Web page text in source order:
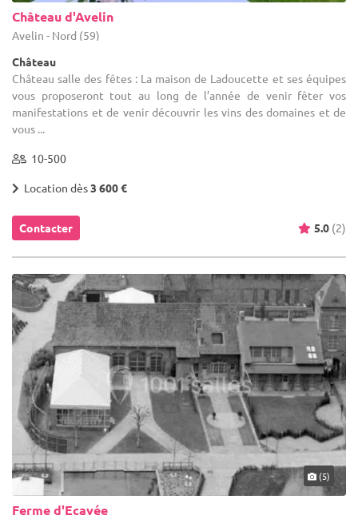
Château d'Avelin
Avelin - Nord (59)
Château
Château salle des fêtes : La maison de Ladoucette et ses équipes
vous proposeront tout au long de l’année de venir fêter vos
manifestations et de venir découvrir les vins des domaines et de
vous ...
10-500
Location dès3 600 €
Contacter 5.0 (2)
(5)
Ferme d'Ecavée